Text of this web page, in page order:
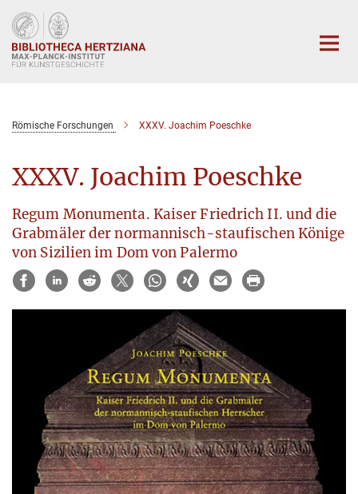
Hauptinhalt
Römische Forschungen XXXV. Joachim Poeschke
XXXV. Joachim Poeschke
Regum Monumenta. Kaiser Friedrich II. und die
Grabmäler der normannisch-staufischen Könige
von Sizilien im Dom von Palermo